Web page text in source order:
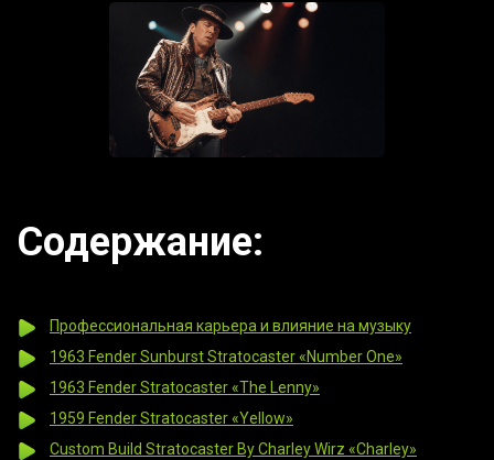
Содержание:
Профессиональная карьера и влияние на музыку
1963 Fender Sunburst Stratocaster«NumberOne»
1963 Fender Stratocaster«The Lenny»
1959 Fender Stratocaster«Yellow»
Custom Build Stratocaster By Charley Wirz «Charley»